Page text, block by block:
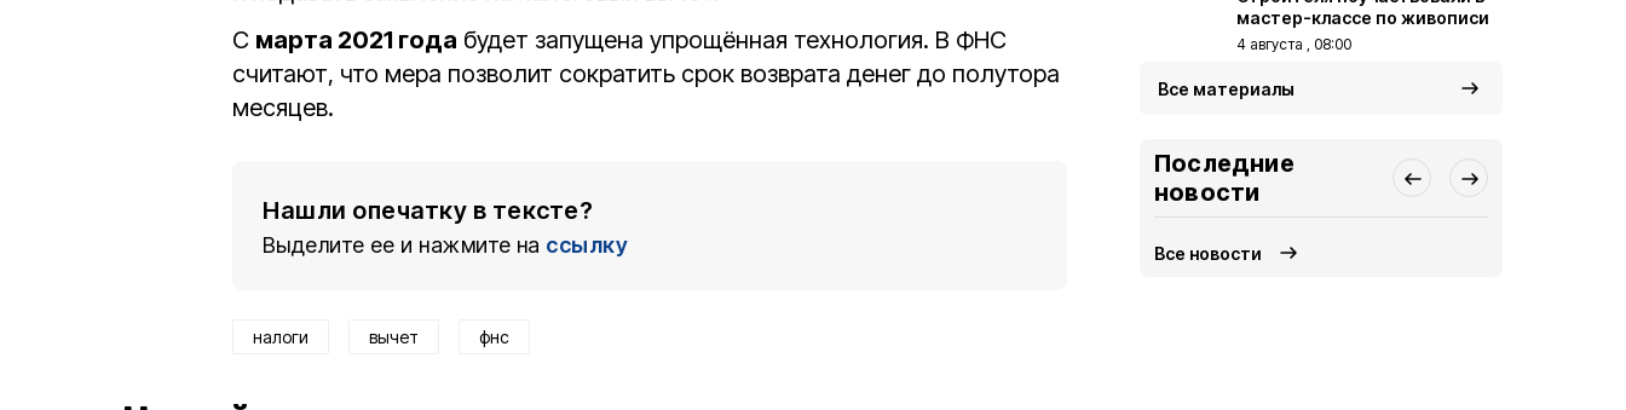
С марта 2021 года будет запущена упрощённая технология. В ФНС
считают, что мера позволит сократить срок возврата денег до полутора
месяцев.
Нашли опечатку в тексте?
Выделите ее и нажмите на ссылку
налоги вычет фнс
мастер-классе по живописи
4 августа , 08:00
Все материалы
Последние
новости
Все новости